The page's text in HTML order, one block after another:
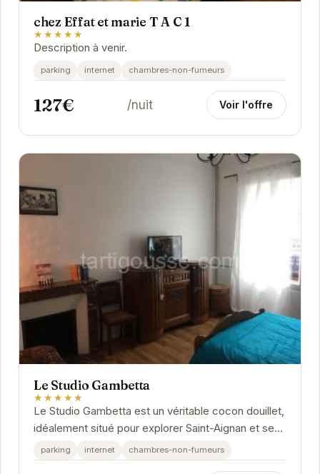
chez Effat et marie T A C 1
★★★★★
Description à venir.
parking internet chambres-non-fumeurs
127€ /nuit Voir l'offre
Le Studio Gambetta
★★★★★
Le Studio Gambetta est un véritable cocon douillet,
idéalement situé pour explorer Saint-Aignan et ses
environs. Avec une décoration soignée et...
parking internet chambres-non-fumeurs